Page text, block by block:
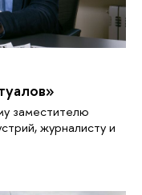
заместителю
журналисту и